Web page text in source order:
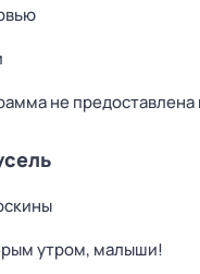
не предоставлена
утром, малыши!